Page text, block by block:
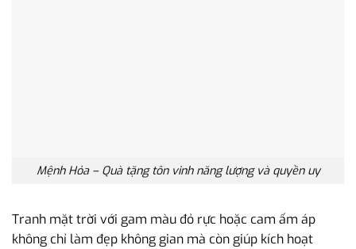
Mệnh Hỏa – Quà tặng tôn vinh năng lượng và quyền uy
Tranh mặt trời với gam màu đỏ rực hoặc cam ấm áp
không chỉ làm đẹp không gian mà còn giúp kích hoạt